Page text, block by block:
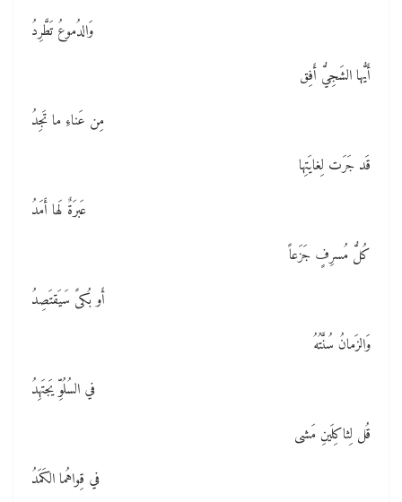
وَالدُموعُ تَطَّرِدُ
أَيُّها الشَجِيُّ أَفِق
مِن عَناءِ ما تَجِدُ
قَد جَرَت لِغايَتِها
عَبرَةٌ لَها أَمَدُ
كُلُّ مُسرِفٍ جَزَعاً
أَو بُكىً سَيَقتَصِدُ
وَالزَمانُ سُنَّتُهُ
في السُلُوِّ يَجتَهِدُ
قُل لِثاكِلَينِ مَشى
في قِواهُما الكَمَدُ